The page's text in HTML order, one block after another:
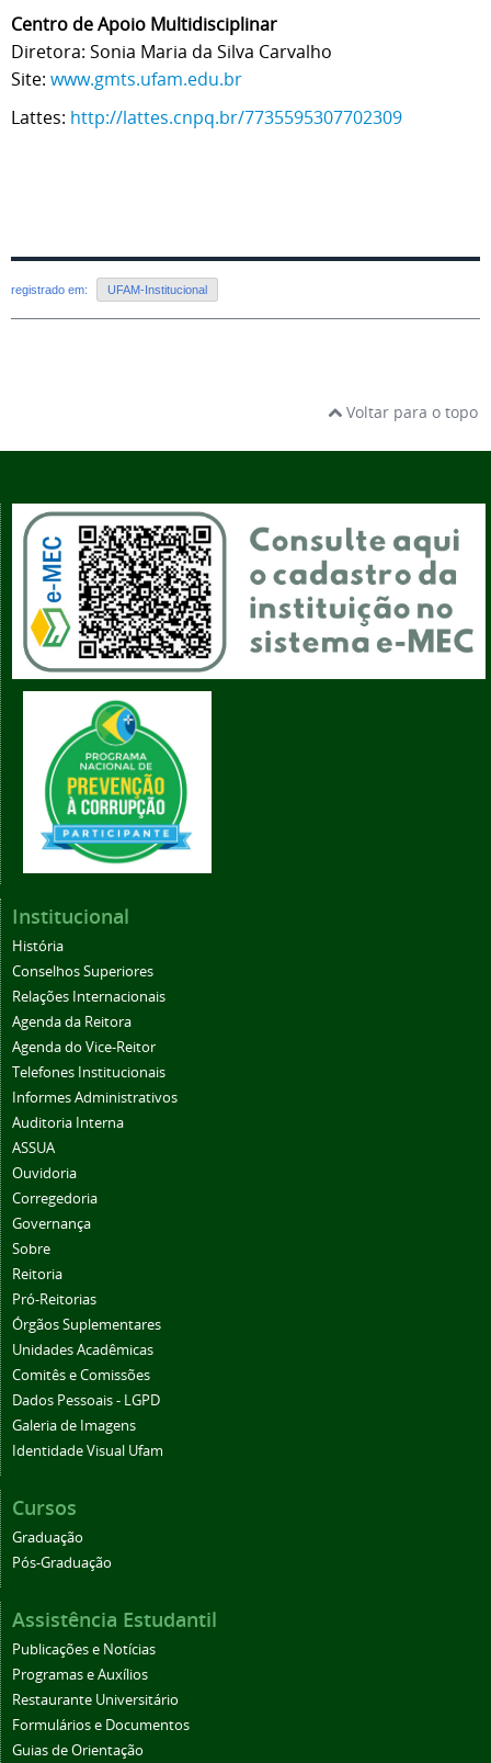
Centro de Apoio Multidisciplinar
Diretora: Sonia Maria da Silva Carvalho
Site: www.gmts.ufam.edu.br
Lattes: http://lattes.cnpq.br/7735595307702309
registrado em: UFAM-Institucional
Voltar para o topo
Institucional
História
Conselhos Superiores
Relações Internacionais
Agenda da Reitora
Agenda do Vice-Reitor
Telefones Institucionais
Informes Administrativos
Auditoria Interna
ASSUA
Ouvidoria
Corregedoria
Governança
Sobre
Reitoria
Pró-Reitorias
Órgãos Suplementares
Unidades Acadêmicas
Comitês e Comissões
Dados Pessoais - LGPD
Galeria de Imagens
Identidade Visual Ufam
Cursos
Graduação
Pós-Graduação
Assistência Estudantil
Publicações e Notícias
Programas e Auxílios
Restaurante Universitário
Formulários e Documentos
Guias de Orientação